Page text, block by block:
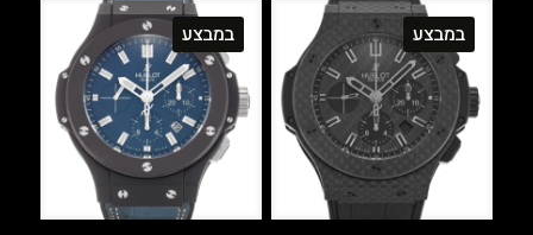
סוגים.
ניתן
לבחור
את
האפשרויות
בעמוד
המוצר
סוגים.
ניתן
לבחור
את
האפשרויות
בעמוד
המוצר
במבצע במבצע